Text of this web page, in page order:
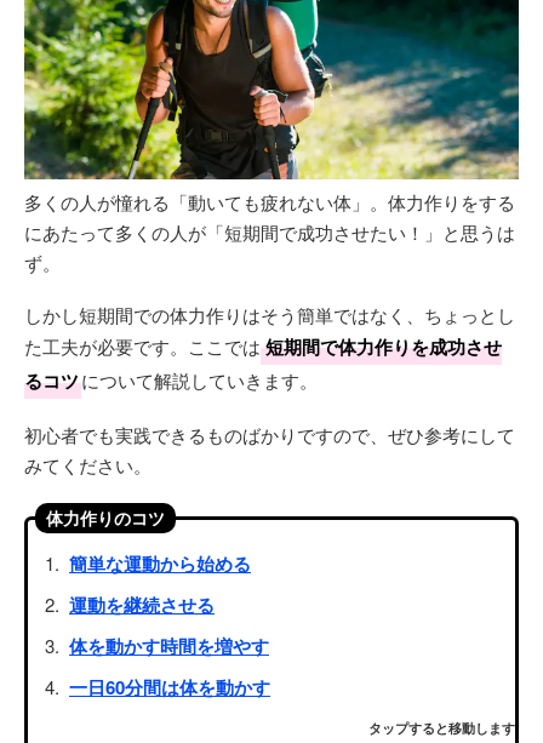
多くの人が憧れる「動いても疲れない体」。体力作りをする
にあたって多くの人が「短期間で成功させたい！」と思うは
ず。
しかし短期間での体力作りはそう簡単ではなく、ちょっとし
た工夫が必要です。ここでは 短期間で体力作りを成功させ
るコツについて解説していきます。
初心者でも実践できるものばかりですので、ぜひ参考にして
みてください。
体力作りのコツ
簡単な運動から始める
運動を継続させる
体を動かす時間を増やす
一日60分間は体を動かす
タップすると移動します